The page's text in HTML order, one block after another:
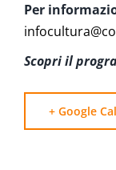
Per
Scopri il
+ Google